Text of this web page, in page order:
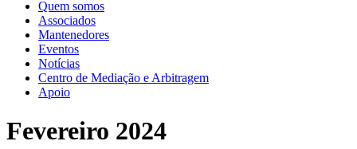
Quem somos
Associados
Mantenedores
Eventos
Notícias
Centro de Mediação e Arbitragem
Apoio
Fevereiro 2024